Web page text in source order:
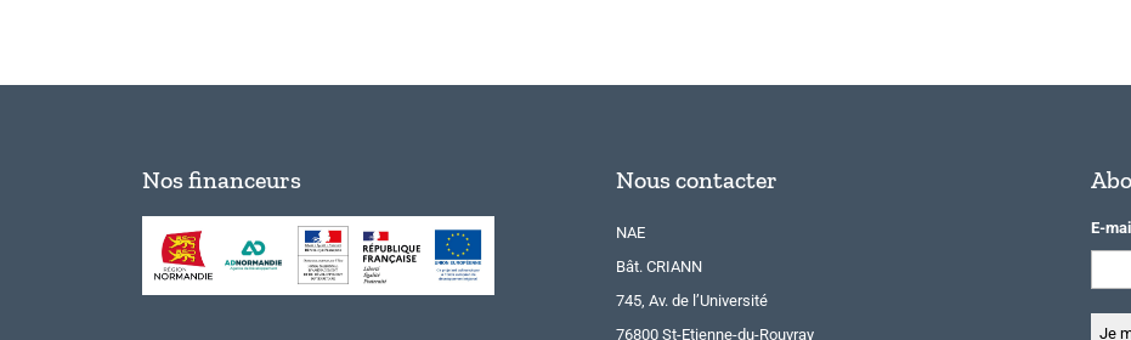
Nos financeurs Nous contacter
NAE
Bât. CRIANN
745, Av. de l’Université
76800 St-Etienne-du-Rouvray
E-mail